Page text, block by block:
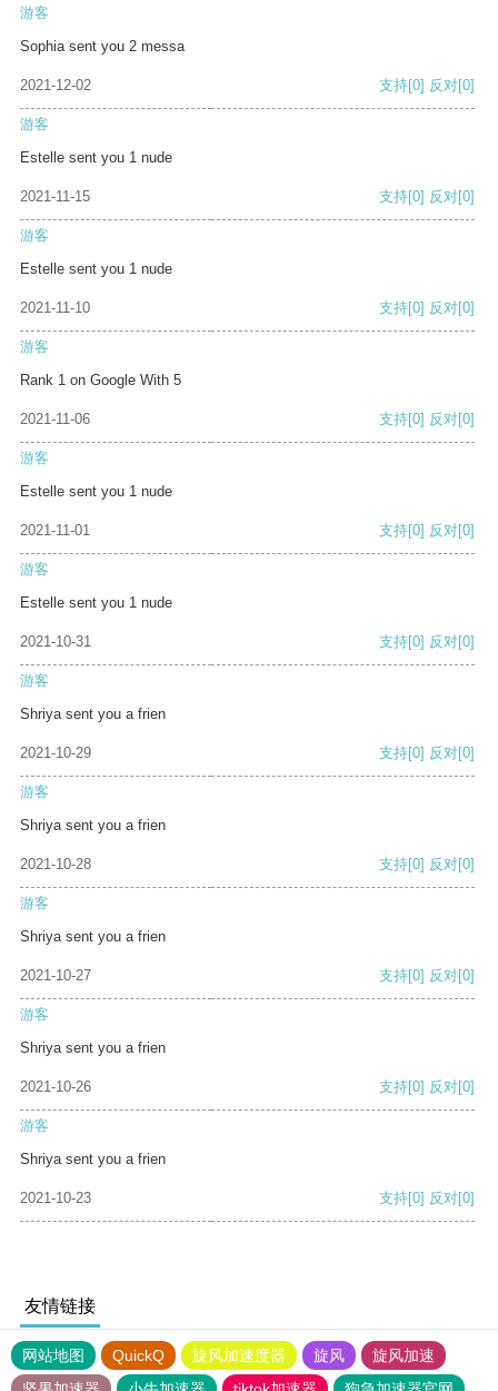
游客
Sophia sent you 2 messa
2021-12-02 支持[0] 反对[0]
游客
Estelle sent you 1 nude
2021-11-15 支持[0] 反对[0]
游客
Estelle sent you 1 nude
2021-11-10 支持[0] 反对[0]
游客
Rank 1 on Google With 5
2021-11-06 支持[0] 反对[0]
游客
Estelle sent you 1 nude
2021-11-01 支持[0] 反对[0]
游客
Estelle sent you 1 nude
2021-10-31 支持[0] 反对[0]
游客
Shriya sent you a frien
2021-10-29 支持[0] 反对[0]
游客
Shriya sent you a frien
2021-10-28 支持[0] 反对[0]
游客
Shriya sent you a frien
2021-10-27 支持[0] 反对[0]
游客
Shriya sent you a frien
2021-10-26 支持[0] 反对[0]
游客
Shriya sent you a frien
2021-10-23 支持[0] 反对[0]
友情链接
网站地图 QuickQ 旋风加速度器 旋风
旋风加速